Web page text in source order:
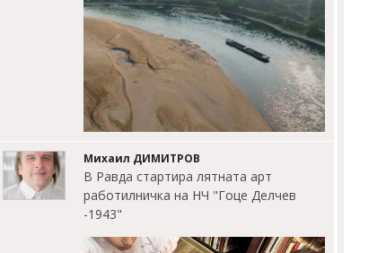
Михаил ДИМИТРОВ
В Равда стартира лятната арт
работилничка на НЧ "Гоце Делчев
-1943"